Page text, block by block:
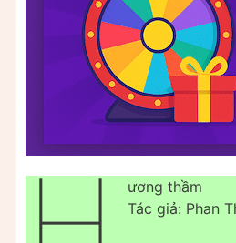
ương thầm
Tác giả: Phan